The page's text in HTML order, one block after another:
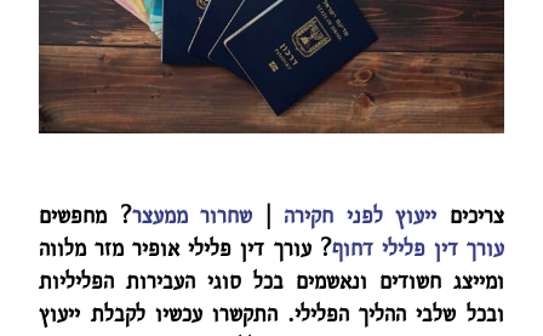
צריכים ייעוץ לפני חקירה| שחרור ממעצר? מחפשים
עורך דין פלילי דחוף? עורך דין פלילי אופיר מזר מלווה
ומייצג חשודים ונאשמים בכל סוגי העבירות הפליליות
ובכל שלבי ההליך הפלילי. התקשרו עכשיו לקבלת ייעוץ